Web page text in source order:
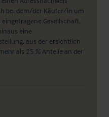
bei dem/der Käufer/in um
Gesellschaft,
eine
aus der ersichtlich
als 25 % Anteile an der